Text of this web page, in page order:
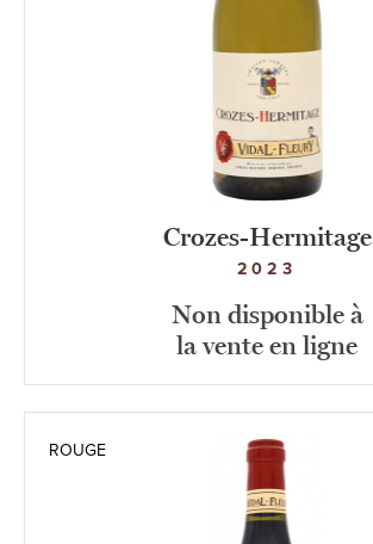
Crozes-Hermitage
2023
Non disponible à
la vente en ligne
ROUGE